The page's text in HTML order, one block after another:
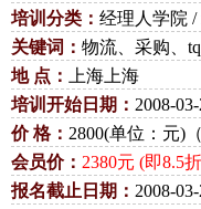
培训分类： 经理人学院 /
关键词： 物流、采购、
地 点：
上海上海
培训开始日期： 2008-
价 格： 2800(单位：元)
会员价： 2380元 (即8.5
报名截止日期： 2008-